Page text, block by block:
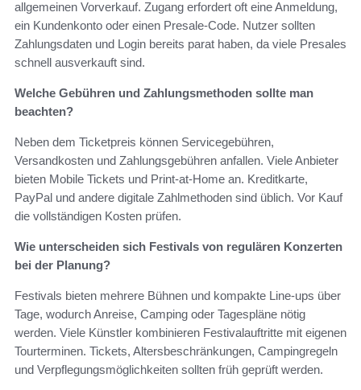
allgemeinen Vorverkauf. Zugang erfordert oft eine Anmeldung,
ein Kundenkonto oder einen Presale‑Code. Nutzer sollten
Zahlungsdaten und Login bereits parat haben, da viele Presales
schnell ausverkauft sind.
Welche Gebühren und Zahlungsmethoden sollte man
beachten?
Neben dem Ticketpreis können Servicegebühren,
Versandkosten und Zahlungsgebühren anfallen. Viele Anbieter
bieten Mobile Tickets und Print‑at‑Home an. Kreditkarte,
PayPal und andere digitale Zahlmethoden sind üblich. Vor Kauf
die vollständigen Kosten prüfen.
Wie unterscheiden sich Festivals von regulären Konzerten
bei der Planung?
Festivals bieten mehrere Bühnen und kompakte Line‑ups über
Tage, wodurch Anreise, Camping oder Tagespläne nötig
werden. Viele Künstler kombinieren Festivalauftritte mit eigenen
Tourterminen. Tickets, Altersbeschränkungen, Campingregeln
und Verpflegungsmöglichkeiten sollten früh geprüft werden.